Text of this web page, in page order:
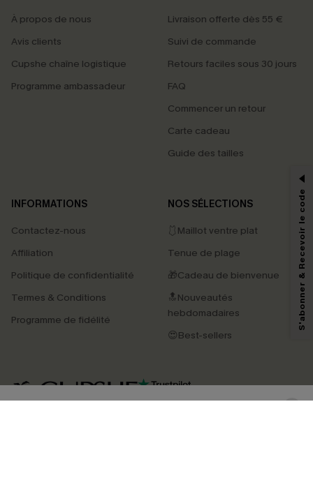
À propos de nous
Avis clients
Cupshe chaîne logistique
Programme ambassadeur
Livraison offerte dès 55 €
Suivi de commande
Retours faciles sous 30 jours
FAQ
Commencer un retour
Carte cadeau
Guide des tailles
INFORMATIONS
Contactez-nous
Affiliation
Politique de confidentialité
Termes & Conditions
Programme de fidélité
NOS SÉLECTIONS
🩱Maillot ventre plat
Tenue de plage
🎁Cadeau de bienvenue
🔝Nouveautés
hebdomadaires
😍Best-sellers
4.4
PROFITEZ DE -15%
marketing (y compris du contenu généré par l'IA) de Cupshe et
pouvons utiliser les données collectées sur notre site ainsi que des
savoir si ceux-ci ont été ouverts, de mesurer votre engagement, de
personnaliser nos contenus et nos offres, et de vous recommander des
produits susceptibles de vous intéresser, conformément à notre
Politique de
. Vous pouvez vous désabonner à tout moment.
S'abonner & Recevoir le code